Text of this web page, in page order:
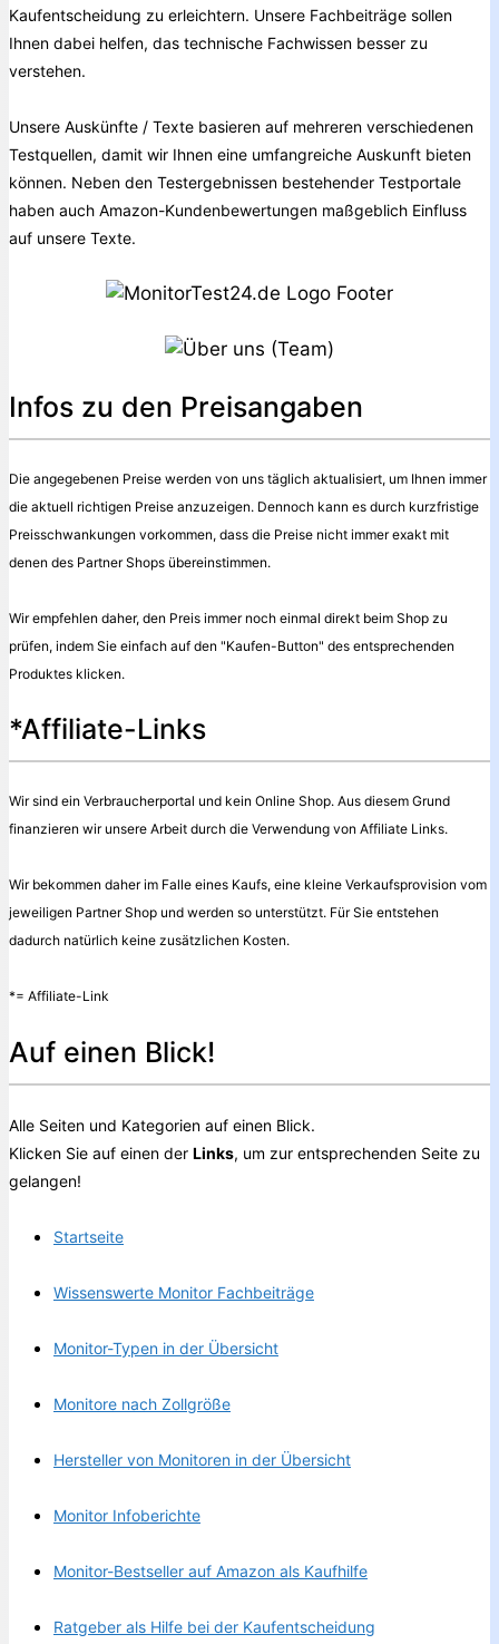
Kaufentscheidung zu erleichtern. Unsere Fachbeiträge sollen
Ihnen dabei helfen, das technische Fachwissen besser zu
verstehen.
Unsere Auskünfte / Texte basieren auf mehreren verschiedenen
Testquellen, damit wir Ihnen eine umfangreiche Auskunft bieten
können. Neben den Testergebnissen bestehender Testportale
haben auch Amazon-Kundenbewertungen maßgeblich Einfluss
auf unsere Texte.
Infos zu den Preisangaben
Die angegebenen Preise werden von uns täglich aktualisiert, um Ihnen immer
die aktuell richtigen Preise anzuzeigen. Dennoch kann es durch kurzfristige
Preisschwankungen vorkommen, dass die Preise nicht immer exakt mit
denen des Partner Shops übereinstimmen.
Wir empfehlen daher, den Preis immer noch einmal direkt beim Shop zu
prüfen, indem Sie einfach auf den "Kaufen-Button" des entsprechenden
Produktes klicken.
*Affiliate-Links
Wir sind ein Verbraucherportal und kein Online Shop. Aus diesem Grund
finanzieren wir unsere Arbeit durch die Verwendung von Affiliate Links.
Wir bekommen daher im Falle eines Kaufs, eine kleine Verkaufsprovision vom
jeweiligen Partner Shop und werden so unterstützt. Für Sie entstehen
dadurch natürlich keine zusätzlichen Kosten.
*= Affiliate-Link
Auf einen Blick!
Alle Seiten und Kategorien auf einen Blick.
Klicken Sie auf einen der Links, um zur entsprechenden Seite zu
gelangen!
Startseite
Wissenswerte Monitor Fachbeiträge
Monitor-Typen in der Übersicht
Monitore nach Zollgröße
Hersteller von Monitoren in der Übersicht
Monitor Infoberichte
Monitor-Bestseller auf Amazon als Kaufhilfe
Ratgeber als Hilfe bei der Kaufentscheidung